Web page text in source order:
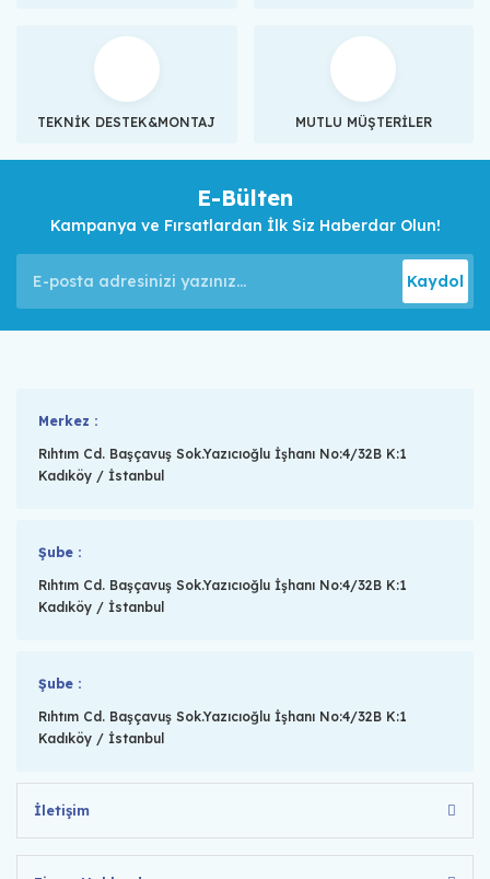
TEKNİK DESTEK&MONTAJ MUTLU MÜŞTERİLER
E-Bülten
Kampanya ve Fırsatlardan İlk Siz Haberdar Olun!
Kaydol
Merkez :
Rıhtım Cd. Başçavuş Sok.Yazıcıoğlu İşhanı No:4/32B K:1
Kadıköy / İstanbul
Şube :
Rıhtım Cd. Başçavuş Sok.Yazıcıoğlu İşhanı No:4/32B K:1
Kadıköy / İstanbul
Şube :
Rıhtım Cd. Başçavuş Sok.Yazıcıoğlu İşhanı No:4/32B K:1
Kadıköy / İstanbul
İletişim